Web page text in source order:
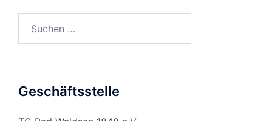
Geschäftsstelle